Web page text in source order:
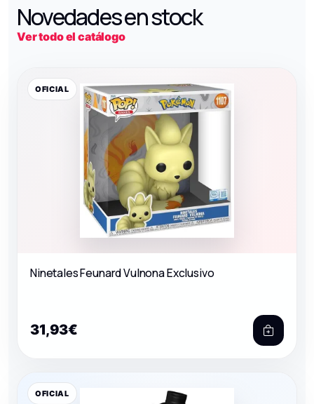
Novedades en stock
Ver todo el catálogo
OFICIAL
Ninetales Feunard Vulnona Exclusivo
31,93€
OFICIAL